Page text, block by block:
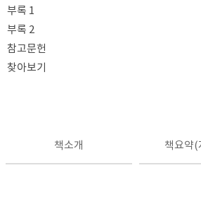
부록 1
부록 2
참고문헌
찾아보기
책소개 책요약(